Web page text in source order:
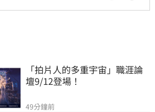
「拍片人的多重宇宙」職涯論
壇9/12登場！
49分鐘前